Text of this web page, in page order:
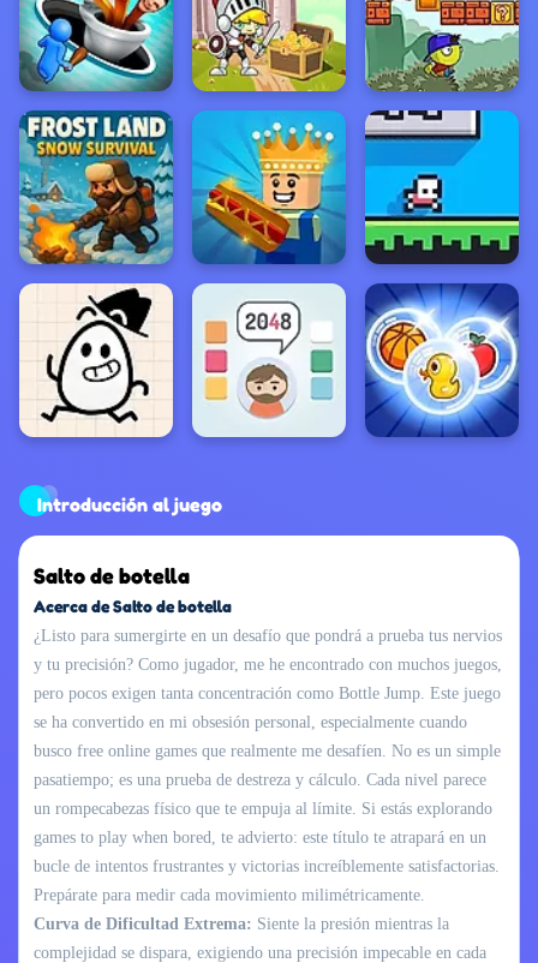
Introducción al juego
Salto de botella
Acerca de Salto de botella
¿Listo para sumergirte en un desafío que pondrá a prueba tus nervios
y tu precisión? Como jugador, me he encontrado con muchos juegos,
pero pocos exigen tanta concentración como Bottle Jump. Este juego
se ha convertido en mi obsesión personal, especialmente cuando
busco free online games que realmente me desafíen. No es un simple
pasatiempo; es una prueba de destreza y cálculo. Cada nivel parece
un rompecabezas físico que te empuja al límite. Si estás explorando
games to play when bored, te advierto: este título te atrapará en un
bucle de intentos frustrantes y victorias increíblemente satisfactorias.
Prepárate para medir cada movimiento milimétricamente.
Curva de Dificultad Extrema: Siente la presión mientras la
complejidad se dispara, exigiendo una precisión impecable en cada